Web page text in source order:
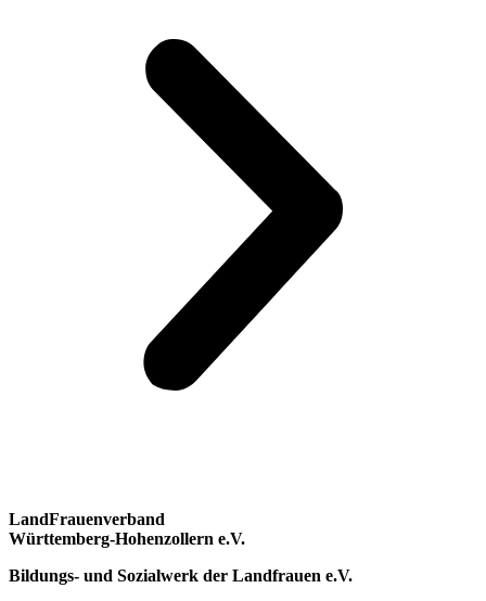
LandFrauenverband
Württemberg-Hohenzollern e.V.
Bildungs- und Sozialwerk der Landfrauen e.V.